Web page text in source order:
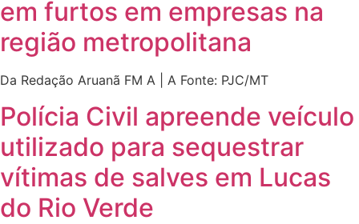
em furtos em empresas na
região metropolitana
Da Redação Aruanã FM A | A Fonte: PJC/MT
Polícia Civil apreende veículo
utilizado para sequestrar
vítimas de salves em Lucas
do Rio Verde